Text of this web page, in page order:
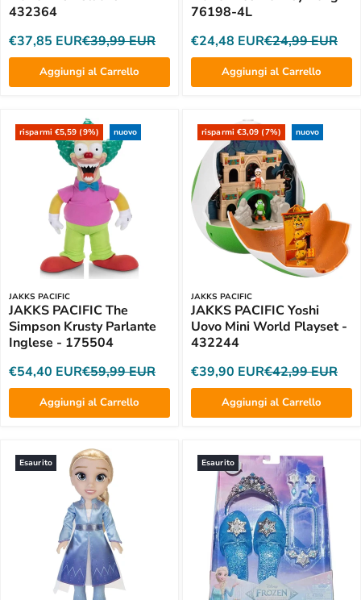
432364
€37,85 EUR€39,99 EUR
Aggiungi al Carrello
76198-4L
€24,48 EUR€24,99 EUR
Aggiungi al Carrello
risparmi €5,59 (9%) nuovo
JAKKS PACIFIC
JAKKS PACIFIC The
Simpson Krusty Parlante
Inglese - 175504
€54,40 EUR€59,99 EUR
Aggiungi al Carrello
risparmi €3,09 (7%) nuovo
JAKKS PACIFIC
JAKKS PACIFIC Yoshi
Uovo Mini World Playset -
432244
€39,90 EUR€42,99 EUR
Aggiungi al Carrello
Esaurito Esaurito